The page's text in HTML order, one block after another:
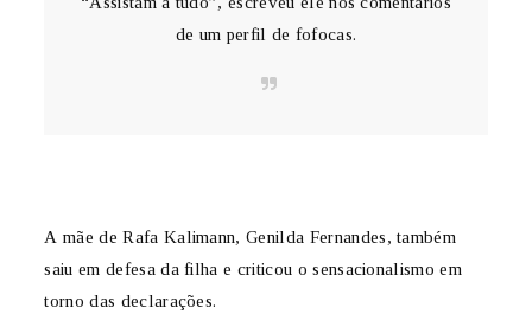
de um perfil de fofocas.
A mãe de Rafa Kalimann, Genilda Fernandes, também
saiu em defesa da filha e criticou o sensacionalismo em
torno das declarações.